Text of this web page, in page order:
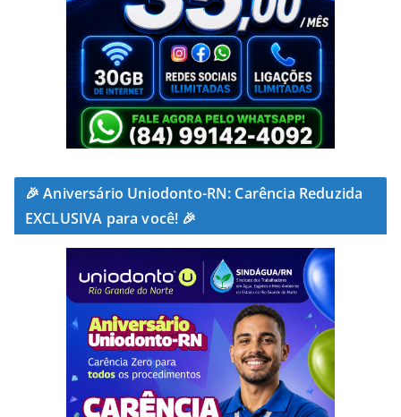
🎉 Aniversário Uniodonto-RN: Carência Reduzida
EXCLUSIVA para você! 🎉